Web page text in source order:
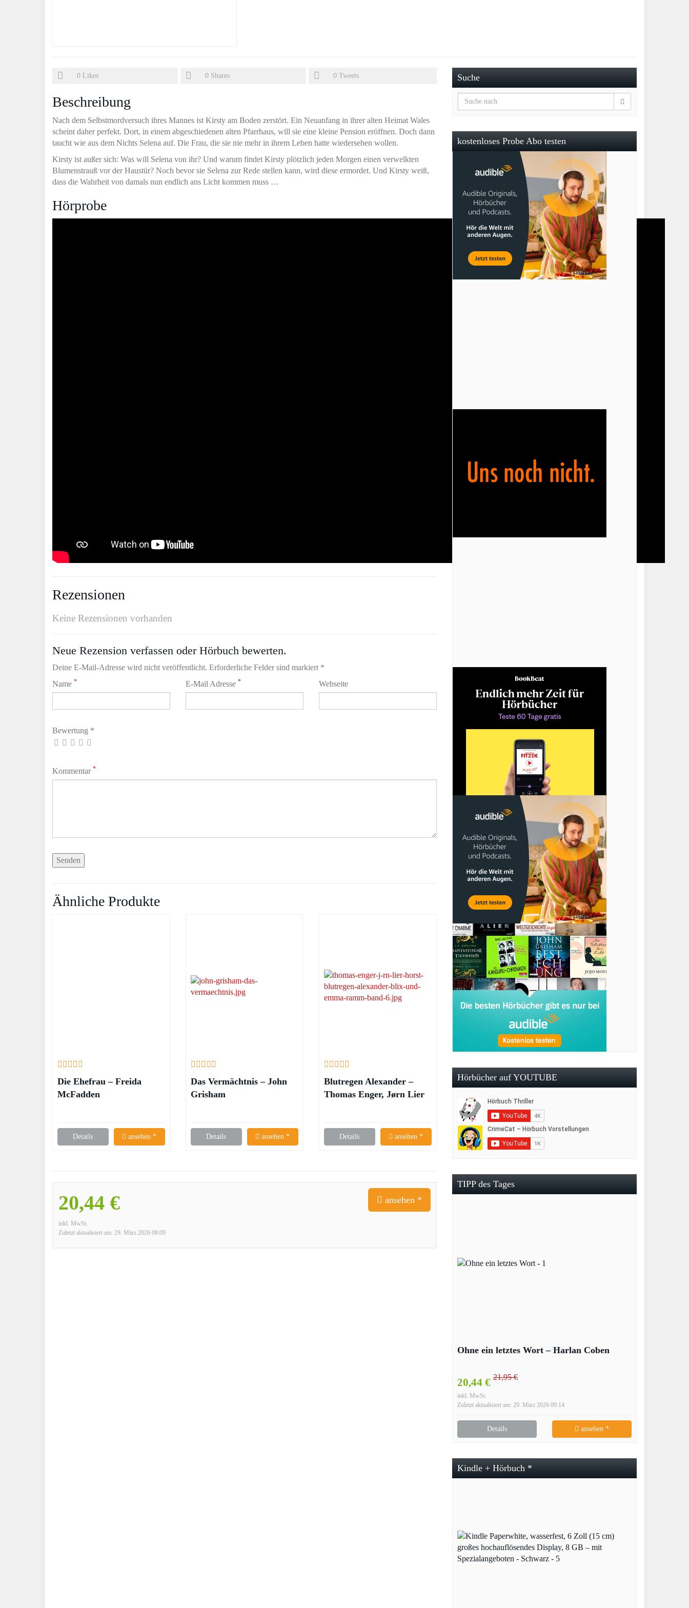
0 Likes 0 Shares 0 Tweets
Beschreibung
Nach dem Selbstmordversuch ihres Mannes ist Kirsty am Boden zerstört. Ein Neuanfang in ihrer alten Heimat Wales
scheint daher perfekt. Dort, in einem abgeschiedenen alten Pfarrhaus, will sie eine kleine Pension eröffnen. Doch dann
taucht wie aus dem Nichts Selena auf. Die Frau, die sie nie mehr in ihrem Leben hatte wiedersehen wollen.
Kirsty ist außer sich: Was will Selena von ihr? Und warum findet Kirsty plötzlich jeden Morgen einen verwelkten
Blumenstrauß vor der Haustür? Noch bevor sie Selena zur Rede stellen kann, wird diese ermordet. Und Kirsty weiß,
dass die Wahrheit von damals nun endlich ans Licht kommen muss …
Hörprobe
Rezensionen
Keine Rezensionen vorhanden
Neue Rezension verfassen oder Hörbuch bewerten.
Deine E-Mail-Adresse wird nicht veröffentlicht. Erforderliche Felder sind markiert *
Name * E-Mail Adresse * Webseite
Bewertung *
Kommentar *
Ähnliche Produkte
Die Ehefrau – Freida
McFadden
Details ansehen *
Das Vermächtnis – John
Grisham
Details ansehen *
Blutregen Alexander –
Thomas Enger, Jørn Lier
Details ansehen *
20,44 €
inkl. MwSt.
Zuletzt aktualisiert am: 29. März 2026 08:09
ansehen *
Suche
kostenloses Probe Abo testen
Hörbücher auf YOUTUBE
TIPP des Tages
Ohne ein letztes Wort – Harlan Coben
20,44 € 21,95 €
inkl. MwSt.
Zuletzt aktualisiert am: 29. März 2026 09:14
Details ansehen *
Kindle + Hörbuch *